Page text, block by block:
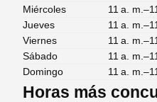
Miércoles
11 a.
Jueves
11 a.
Viernes
11 a.
Sábado
11 a.
Domingo
11 a.
Horas más